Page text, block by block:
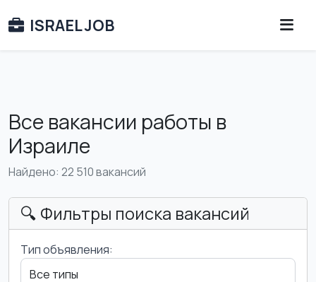
ISRAEL JOB
Все вакансии работы в
Израиле
Найдено: 22 510 вакансий
🔍 Фильтры поиска вакансий
Тип объявления: